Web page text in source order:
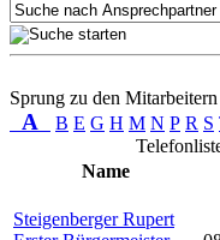
Sprung zu den
A B E G H M N P R S
Name
Steigenberger Rupert